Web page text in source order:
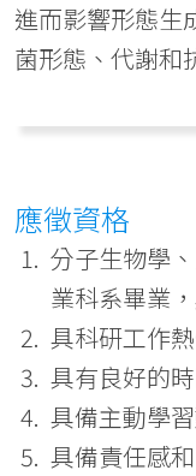
進而影響形態生
菌形態、代謝和
應徵資格
分子生物學
業科系畢業
具科研工作
具有良好的
具備主動學
具備責任感